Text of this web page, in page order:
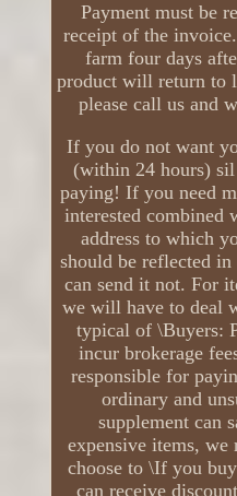
Payment must be
receipt of the
farm four days
product will return to
please call us and
If you do not want
(within 24 hours) sil
paying! If you need
interested combined
address to which
should be reflected
can send it not. For
we will have to deal
typical of \Buyers:
incur brokerage
responsible for
ordinary and
supplement can
expensive items, we
choose to \If you
can receive